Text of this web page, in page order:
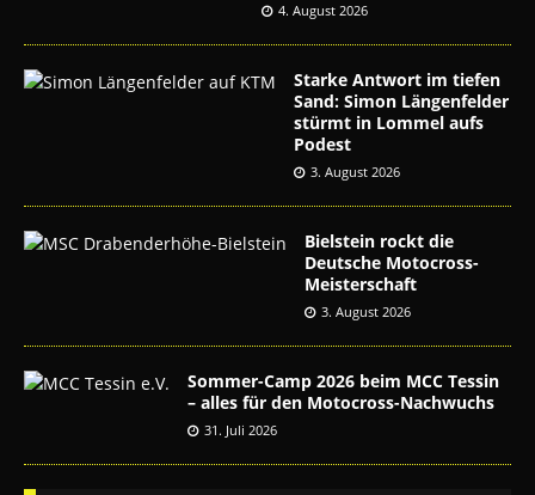
4. August 2026
Starke Antwort im tiefen
Sand: Simon Längenfelder
stürmt in Lommel aufs
Podest
3. August 2026
Bielstein rockt die
Deutsche Motocross-
Meisterschaft
3. August 2026
Sommer-Camp 2026 beim MCC Tessin
– alles für den Motocross-Nachwuchs
31. Juli 2026